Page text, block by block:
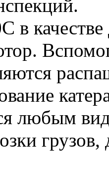
в качестве
любым